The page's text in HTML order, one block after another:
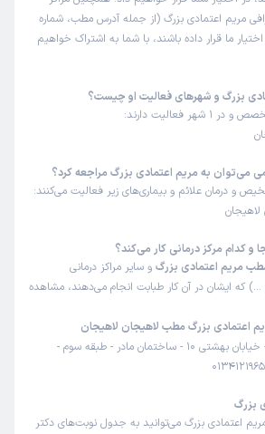
مریم اعتمادی بزرگ (از جمله آدرس مطب، شماره
ما قرار داده باشند، با شما به اشتراک خواهیم
بزرگ و شهرهای فعالیت او چیست؟
می‌توان به مریم اعتمادی بزرگ مراجعه کرد؟
و درمان علائم و بیماری‌های زیر فعالیت می‌کنند:
لاهیجان
و کدام مرکز درمانی کار می‌کند؟
مریم اعتمادی بزرگ و سایر مراکز درمانی
…) که ایشان در آن کار طبابت انجام می‌دهند، مشاهده
اعتمادی بزرگ مطب لاهیجان لاهیجان
لاهیجان - شیشه گران - خیابان بهشتی 10 - ساختمان مادر - طبقه سوم -
بزرگ
اعتمادی بزرگ می‌توانید به جدول نوبت‌های دکتر